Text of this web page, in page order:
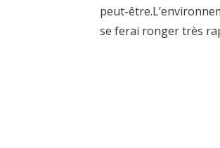
peut-
se ferai ronger très